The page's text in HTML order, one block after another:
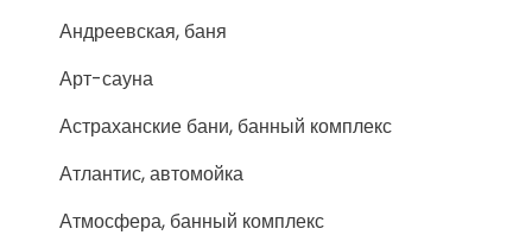
Андреевская, баня
Арт-сауна
Астраханские бани, банный комплекс
Атлантис, автомойка
Атмосфера, банный комплекс